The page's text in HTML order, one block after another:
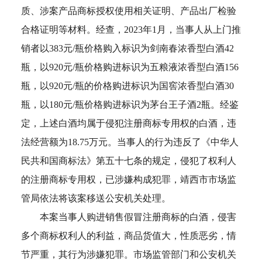
质、涉案产品商标授权使用相关证明、产品出厂检验
合格证明等材料。经查，2023年1月，当事人从上门推
销者以383元/瓶价格购入标识为剑南春浓香型白酒42
瓶，以920元/瓶价格购进标识为五粮液浓香型白酒156
瓶，以920元/瓶的价格购进标识为国窖浓香型白酒30
瓶，以180元/瓶价格购进标识为茅台王子酒2瓶。经鉴
定，上述白酒均属于侵犯注册商标专用权的白酒，违
法经营额为18.75万元。当事人的行为违反了《中华人
民共和国商标法》第五十七条的规定，侵犯了权利人
的注册商标专用权，已涉嫌构成犯罪，靖西市市场监
管局依法将该案移送公安机关处理。
本案当事人购进销售假冒注册商标的白酒，侵害
多个商标权利人的利益，商品货值大，性质恶劣，情
节严重，其行为涉嫌犯罪。市场监管部门和公安机关